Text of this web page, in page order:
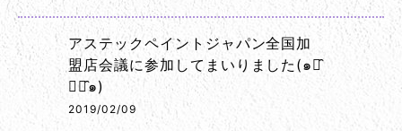
アステックペイントジャパン全国加
盟店会議に参加してまいりました(๑･̑
◡･̑๑)
2019/02/09